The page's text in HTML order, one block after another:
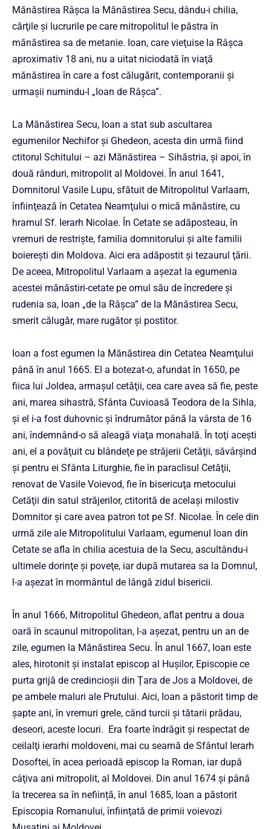
Mănăstirea Râşca la Mănăstirea Secu, dându-i chilia,
cărţile şi lucrurile pe care mitropolitul le păstra în
mănăstirea sa de metanie. Ioan, care vieţuise la Râşca
aproximativ 18 ani, nu a uitat niciodată în viaţă
mănăstirea în care a fost călugărit, contemporanii şi
urmaşii numindu-l „Ioan de Râşca”.
La Mănăstirea Secu, Ioan a stat sub ascultarea
egumenilor Nechifor şi Ghedeon, acesta din urmă fiind
ctitorul Schitului – azi Mănăstirea – Sihăstria, şi apoi, în
două rânduri, mitropolit al Moldovei. În anul 1641,
Domnitorul Vasile Lupu, sfătuit de Mitropolitul Varlaam,
înfiinţează în Cetatea Neamţului o mică mănăstire, cu
hramul Sf. Ierarh Nicolae. În Cetate se adăposteau, în
vremuri de restrişte, familia domnitorului şi alte familii
boiereşti din Moldova. Aici era adăpostit şi tezaurul ţării.
De aceea, Mitropolitul Varlaam a aşezat la egumenia
acestei mănăstiri-cetate pe omul său de încredere şi
rudenia sa, Ioan „de la Râşca” de la Mănăstirea Secu,
smerit călugăr, mare rugător şi postitor.
Ioan a fost egumen la Mănăstirea din Cetatea Neamţului
până în anul 1665. El a botezat-o, afundat în 1650, pe
fiica lui Joldea, armaşul cetăţii, cea care avea să fie, peste
ani, marea sihastră, Sfânta Cuvioasă Teodora de la Sihla,
şi el i-a fost duhovnic şi îndrumător până la vârsta de 16
ani, îndemnând-o să aleagă viaţa monahală. În toţi aceşti
ani, el a povăţuit cu blândeţe pe străjerii Cetăţii, săvârşind
şi pentru ei Sfânta Liturghie, fie în paraclisul Cetăţii,
renovat de Vasile Voievod, fie în bisericuţa metocului
Cetăţii din satul străjerilor, ctitorită de acelaşi milostiv
Domnitor şi care avea patron tot pe Sf. Nicolae. În cele din
urmă zile ale Mitropolitului Varlaam, egumenul Ioan din
Cetate se afla în chilia acestuia de la Secu, ascultându-i
ultimele dorinţe şi poveţe, iar după mutarea sa la Domnul,
l-a aşezat în mormântul de lângă zidul bisericii.
În anul 1666, Mitropolitul Ghedeon, aflat pentru a doua
oară în scaunul mitropolitan, l-a aşezat, pentru un an de
zile, egumen la Mănăstirea Secu. În anul 1667, Ioan este
ales, hirotonit şi instalat episcop al Huşilor, Episcopie ce
purta grijă de credincioşii din Ţara de Jos a Moldovei, de
pe ambele maluri ale Prutului. Aici, Ioan a păstorit timp de
şapte ani, în vremuri grele, când turcii şi tătarii prădau,
deseori, aceste locuri. Era foarte îndrăgit şi respectat de
ceilalţi ierarhi moldoveni, mai cu seamă de Sfântul Ierarh
Dosoftei, în acea perioadă episcop la Roman, iar după
câţiva ani mitropolit, al Moldovei. Din anul 1674 şi până
la trecerea sa în neființă, în anul 1685, Ioan a păstorit
Episcopia Romanului, înfiinţată de primii voievozi